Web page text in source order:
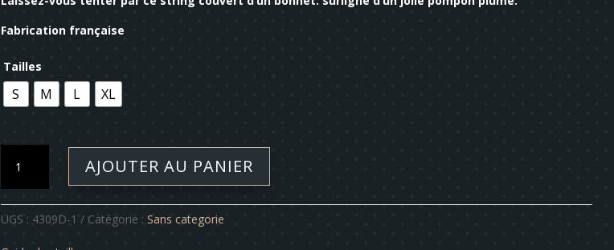
Fabrication française
Tailles
S M L XL
String
pour
homme
bonnet
AJOUTER AU PANIER
UGS : 4309D-1 Catégorie : Sans categorie